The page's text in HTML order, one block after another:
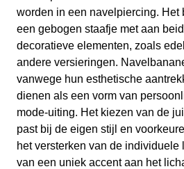
worden in een navelpiercing. Het
een gebogen staafje met aan
decoratieve elementen, zoals
andere versieringen.
vanwege hun esthetische
dienen als een vorm van
mode-uiting. Het kiezen van de
past bij de eigen stijl en
het versterken van de individuele
van een uniek accent aan het